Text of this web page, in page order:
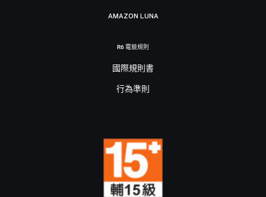
AMAZON LUNA
R6 電競規則
國際規則書
行為準則